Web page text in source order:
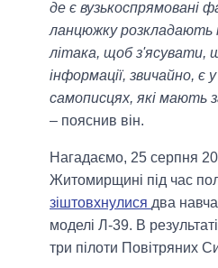
де є вузькоспрямовані
ланцюжку розкладають
літака, щоб з'ясувати,
інформації, звичайно, є
самописцях, які мають
– пояснив він.
Нагадаємо, 25 серпня
Житомирщині під час
зіштовхнулися два
моделі Л-39. В
три пілоти Повітряних